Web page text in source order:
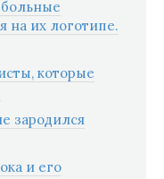
на их логотипе.
которые
зародился
и его